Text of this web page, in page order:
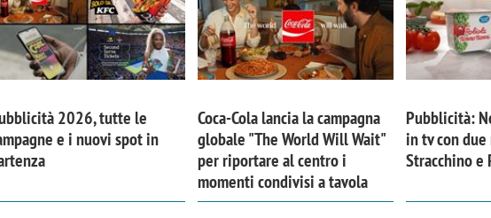
2026, tutte le
e i nuovi spot in
Coca-Cola lancia la campagna
globale "The World Will Wait"
per riportare al centro i
momenti condivisi a tavola
Pubblicità:
in tv con
Stracchino e
Emanuele Viora di Deloitte Digital:
«La creatività resta centrale, l’AI deve
amplificare il talento»
Ricerche di
Doxa: «Non basta
fenomeni: bisogna
tradurli in azioni»